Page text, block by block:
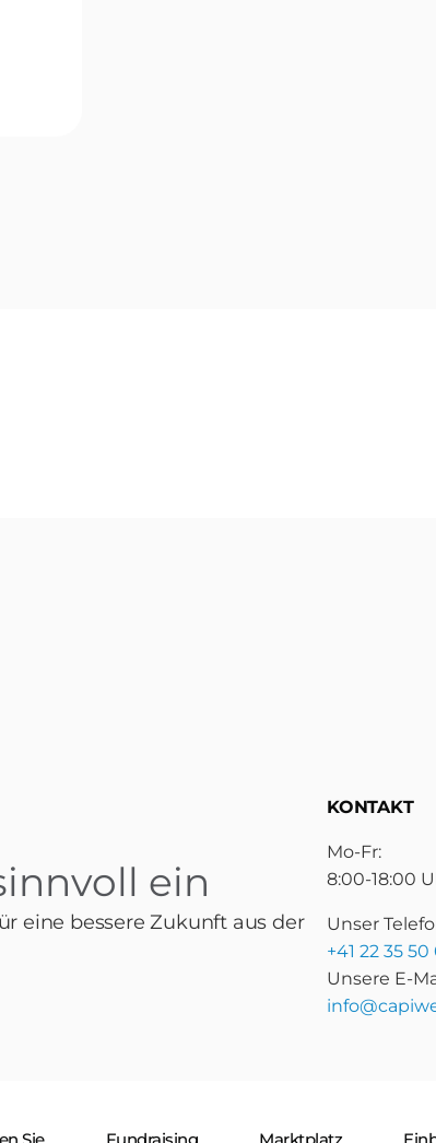
ein
eine bessere Zukunft aus der
KONTAKT
Mo-Fr:
8:00-18:00
Unser
+41 22 35 50
Unsere E-